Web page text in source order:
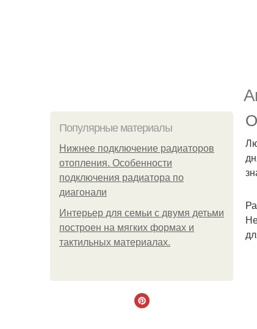
Популярные материалы
Нижнее подключение радиаторов
отопления. Особенности
подключения радиатора по
диагонали
Интерьер для семьи с двумя детьми
построен на мягких формах и
тактильных материалах.